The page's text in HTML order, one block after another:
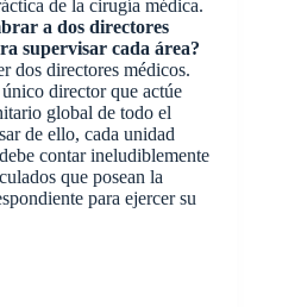
de la cirugía médica.
a dos directores
supervisar cada área?
dos directores médicos.
director que actúe
global de todo el
de ello, cada unidad
contar ineludiblemente
que posean la
para ejercer su